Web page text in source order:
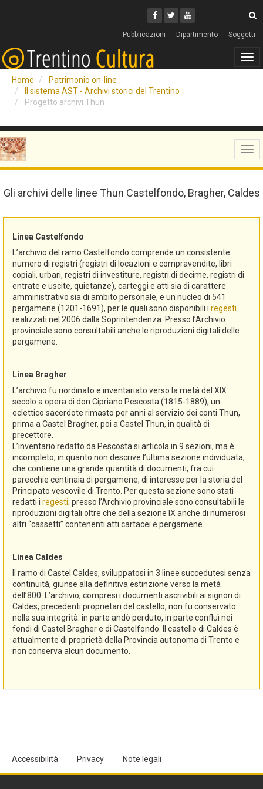
Facebook
Twitter
Youtube
Pubblicazioni Dipartimento Soggetti
Home
Patrimonio on-line
Il sistema AST - Archivi storici del Trentino
Progetto archivi Thun
Gli archivi delle linee Thun Castelfondo, Bragher, Caldes
Linea Castelfondo
L’archivio del ramo Castelfondo comprende un consistente
numero di registri (registri di locazioni e compravendite, libri
copiali, urbari, registri di investiture, registri di decime, registri di
entrate e uscite, quietanze), carteggi e atti sia di carattere
amministrativo sia di ambito personale, e un nucleo di 541
pergamene (1201-1691), per le quali sono disponibili i regesti
realizzati nel 2006 dalla Soprintendenza. Presso l’Archivio
provinciale sono consultabili anche le riproduzioni digitali delle
pergamene.
Linea Bragher
L’archivio fu riordinato e inventariato verso la metà del XIX
secolo a opera di don Cipriano Pescosta (1815-1889), un
eclettico sacerdote rimasto per anni al servizio dei conti Thun,
prima a Castel Bragher, poi a Castel Thun, in qualità di
precettore.
L’inventario redatto da Pescosta si articola in 9 sezioni, ma è
incompleto, in quanto non descrive l’ultima sezione individuata,
che contiene una grande quantità di documenti, fra cui
parecchie centinaia di pergamene, di interesse per la storia del
Principato vescovile di Trento. Per questa sezione sono stati
redatti i regesti; presso l’Archivio provinciale sono consultabili le
riproduzioni digitali oltre che della sezione IX anche di numerosi
altri “cassetti” contenenti atti cartacei e pergamene.
Linea Caldes
Il ramo di Castel Caldes, sviluppatosi in 3 linee succedutesi senza
continuità, giunse alla definitiva estinzione verso la metà
dell’800. L’archivio, compresi i documenti ascrivibili ai signori di
Caldes, precedenti proprietari del castello, non fu conservato
nella sua integrità: in parte andò perduto, in parte confluì nei
fondi di Castel Bragher e di Castelfondo. Il castello di Caldes è
attualmente di proprietà della Provincia autonoma di Trento e
non conserva alcun documento.
Accessibilità Privacy Note legali